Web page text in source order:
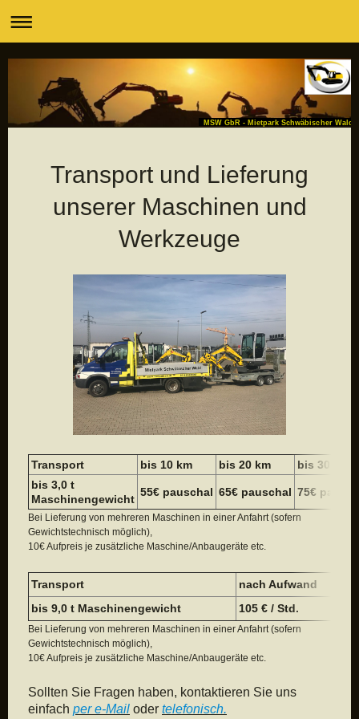
MSW GbR - Mietpark Schwäbischer Wald
Transport und Lieferung
unserer Maschinen und
Werkzeuge
Transport bis 10 km bis 20 km
bis 30 km
bis 3,0 t
Maschinengewicht
55€ pauschal 65€ pauschal 75€
Bei Lieferung von mehreren Maschinen in einer Anfahrt (sofern
Gewichtstechnisch möglich),
10€ Aufpreis je zusätzliche Maschine/Anbaugeräte etc.
Transport
nach Aufwand
bis 9,0 t Maschinengewicht
105 € / Std.
Bei Lieferung von mehreren Maschinen in einer Anfahrt (sofern
Gewichtstechnisch möglich),
10€ Aufpreis je zusätzliche Maschine/Anbaugeräte etc.
Sollten Sie Fragen haben, kontaktieren Sie uns
einfach per e-Mail oder telefonisch.